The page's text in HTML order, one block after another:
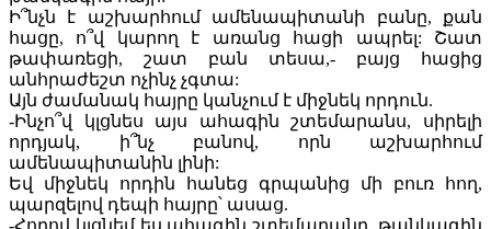
Ի՞նչն է աշխարհում ամենապիտանի բանը, քան
հացը, ո՞վ կարող է առանց հացի ապրել: Շատ
թափառեցի, շատ բան տեսա,- բայց հացից
անհրաժեշտ ոչինչ չգտա:
Այն ժամանակ հայրը կանչում է միջնեկ որդուն.
-Ինչո՞վ կլցնես այս ահագին շտեմարանս, սիրելի
որդյակ, ի՞նչ բանով, որն աշխարհում
ամենապիտանին լինի:
Եվ միջնեկ որդին հանեց գրպանից մի բուռ հող,
պարզելով դեպի հայրը՝ ասաց.